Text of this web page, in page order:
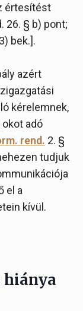
értesítést
26. § b) pont;
bek.].
azért
kérelemnek,
adó
rend. 2. §
tudjuk
el a
kívül.
hiánya